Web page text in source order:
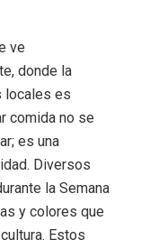
ve
donde la
locales es
comida no se
es una
Diversos
la Semana
y colores que
Estos